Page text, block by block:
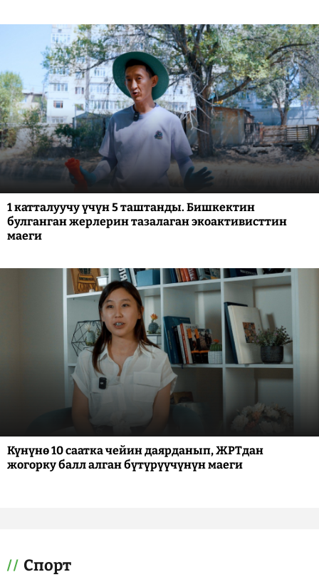
1 катталуучу үчүн 5 таштанды. Бишкектин
булганган жерлерин тазалаган экоактивисттин
маеги
Күнүнө 10 саатка чейин даярданып, ЖРТдан
жогорку балл алган бүтүрүүчүнүн маеги
Спорт